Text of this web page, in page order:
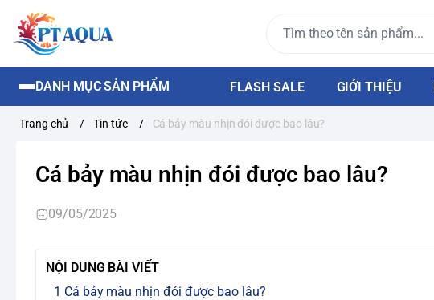
DANH MỤC SẢN PHẨM FLASH SALE GIỚI THIỆU
Trang chủ / Tin tức / Cá bảy màu nhịn đói được bao lâu?
Cá bảy màu nhịn đói được bao lâu?
09/05/2025
NỘI DUNG BÀI VIẾT
Cá bảy màu nhịn đói được bao lâu?